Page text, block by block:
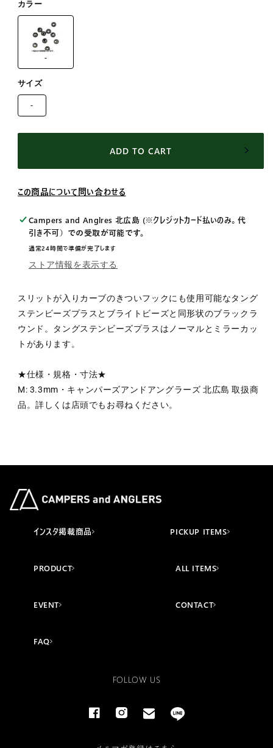
ム
コ
(TIEMCO)
タ
ン
グ
ス
テ
ズ
+
GBK
ノ
ー
マ
ル
M
の
数
量
を
ら
す
ズ
+
GBK
ノ
ー
マ
ル
M
の
数
量
や
す
カラー
-
サイズ
-
ADD TO CART
この商品について問い合わせる
Campers and Anglres 北広島 (※クレジットカード払いのみ。代
引き不可）
での受取が可能です。
通常24時間で準備が完了します
ストア情報を表示する
スリットが入りカーブのきついフックにも使用可能なタング
ステンビーズプラスとブライトビーズと同形状のブラックラ
ウンド。タングステンビーズプラスはノーマルとミラーカッ
トがあります。
★仕様・規格・寸法★
M: 3.3mm・キャンパーズアンドアングラーズ 北広島 取扱商
品。詳しくは店頭でもお尋ねください。
インスタ掲載商品 PICKUP ITEMS
PRODUCT ALL ITEMS
EVENT CONTACT
FAQ
FOLLOW US
FacebookInstagram
email line